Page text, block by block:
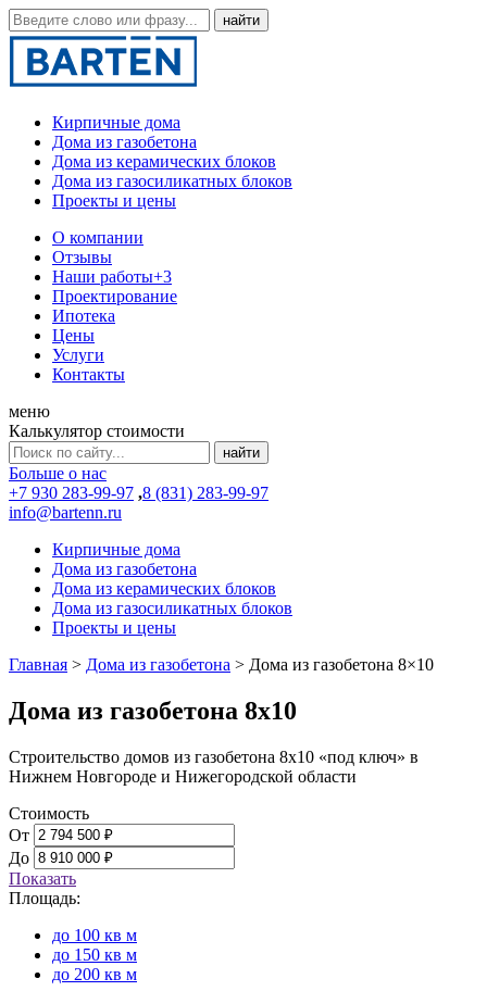
Кирпичные дома
Дома из газобетона
Дома из керамических блоков
Дома из газосиликатных блоков
Проекты и цены
О компании
Отзывы
Наши работы+3
Проектирование
Ипотека
Цены
Услуги
Контакты
меню
Калькулятор стоимости
Больше о нас
+7 930 283-99-97 ,8 (831) 283-99-97
info@bartenn.ru
Кирпичные дома
Дома из газобетона
Дома из керамических блоков
Дома из газосиликатных блоков
Проекты и цены
Главная > Дома из газобетона > Дома из газобетона 8×10
Дома из газобетона 8х10
Строительство домов из газобетона 8х10 «под ключ» в
Нижнем Новгороде и Нижегородской области
Стоимость
От
До
Показать
Площадь:
до 100 кв м
до 150 кв м
до 200 кв м